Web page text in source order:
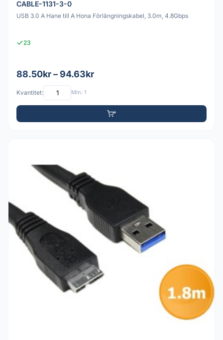
CABLE-1131-3-0
USB 3.0 A Hane till A Hona Förlängningskabel, 3.0m, 4.8Gbps
23
88.50kr – 94.63kr
Kvantitet: Min: 1